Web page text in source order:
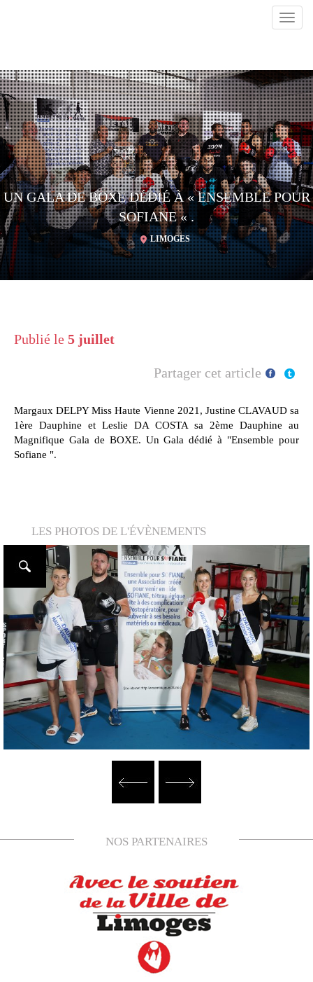
UN GALA DE BOXE DÉDIÉ À « ENSEMBLE POUR
SOFIANE « .
LIMOGES
Publié le 5 juillet
Partager cet article
Margaux DELPY Miss Haute Vienne 2021, Justine CLAVAUD sa
1ère Dauphine et Leslie DA COSTA sa 2ème Dauphine au
Magnifique Gala de BOXE. Un Gala dédié à "Ensemble pour
Sofiane ".
LES PHOTOS DE L'ÉVÈNEMENTS
NOS PARTENAIRES